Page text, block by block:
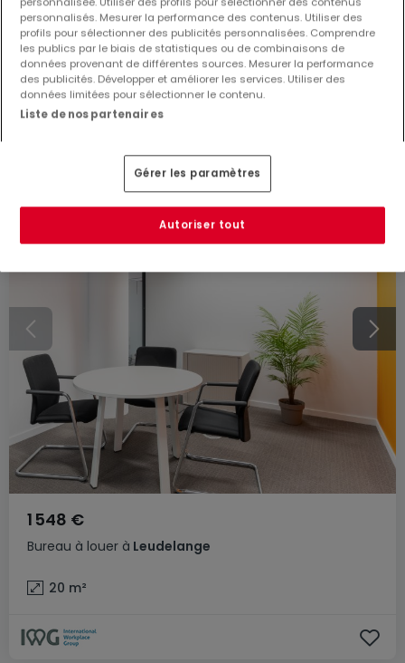
d'or
60 m²
Bureau à louer à Leudelange
1 548 €
20 m²
personnalisés. Mesurer la performance des contenus. Utiliser des
profils pour sélectionner des publicités personnalisées. Comprendre
les publics par le biais de statistiques ou de combinaisons de
données provenant de différentes sources. Mesurer la performance
des publicités. Développer et améliorer les services. Utiliser des
données limitées pour sélectionner le contenu.
Liste de nos partenaires
Gérer les paramètres
Autoriser tout